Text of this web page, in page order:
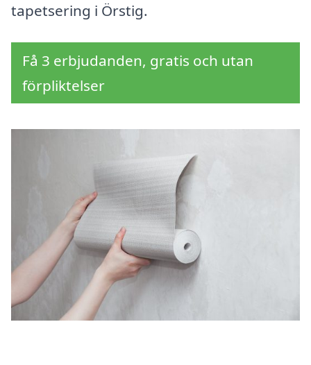
tapetsering i Örstig.
Få 3 erbjudanden, gratis och utan
förpliktelser